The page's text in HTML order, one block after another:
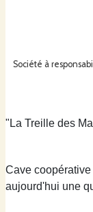
Société à
"La Treille des
Cave
aujourd'hui une